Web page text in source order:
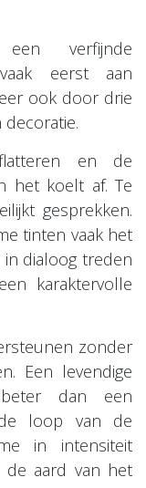
verfijnde
eerst aan
ook door drie
en de
het koelt af. Te
gesprekken.
tinten vaak het
dialoog treden
karaktervolle
zonder
Een levendige
dan een
de loop van de
in intensiteit
de aard van het